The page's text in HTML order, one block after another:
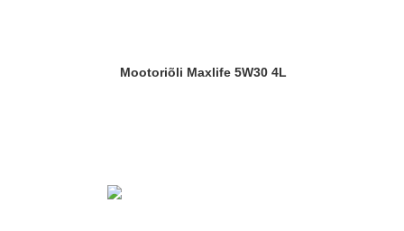
Mootoriõli Maxlife 5W30 4L